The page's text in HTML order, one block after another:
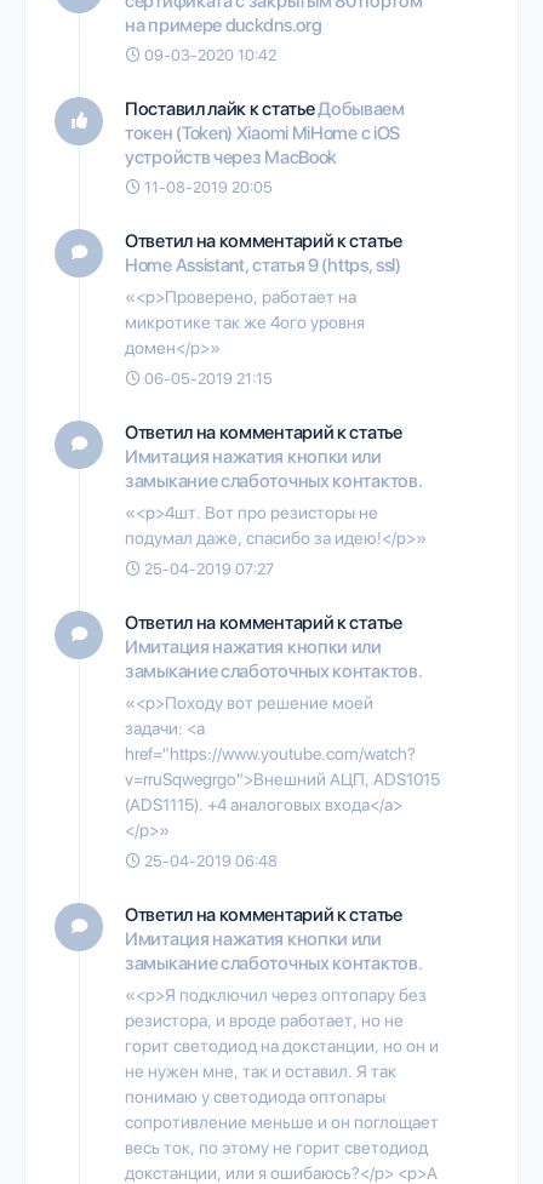
на примере duckdns.org
09-03-2020 10:42
Поставил лайк к статьеДобываем
токен (Token) Xiaomi MiHome с iOS
устройств через MacBook
11-08-2019 20:05
Ответил на комментарий к статье
Home Assistant, статья 9 (https, ssl)
«<p>Проверено, работает на
микротике так же 4ого уровня
домен</p>»
06-05-2019 21:15
Ответил на комментарий к статье
Имитация нажатия кнопки или
замыкание слаботочных контактов.
«<p>4шт. Вот про резисторы не
подумал даже, спасибо за идею!</p>»
25-04-2019 07:27
Ответил на комментарий к статье
Имитация нажатия кнопки или
замыкание слаботочных контактов.
«<p>Походу вот решение моей
задачи: <a
href="https://www.youtube.com/watch?
v=rruSqwegrgo">Внешний АЦП, ADS1015
(ADS1115). +4 аналоговых входа</a>
</p>»
25-04-2019 06:48
Ответил на комментарий к статье
Имитация нажатия кнопки или
замыкание слаботочных контактов.
«<p>Я подключил через оптопару без
резистора, и вроде работает, но не
горит светодиод на докстанции, но он и
не нужен мне, так и оставил. Я так
понимаю у светодиода оптопары
сопротивление меньше и он поглощает
весь ток, по этому не горит светодиод
докстанции, или я ошибаюсь?</p> <p>А